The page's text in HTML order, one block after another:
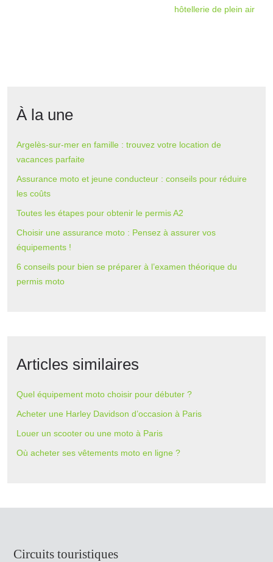
hôtellerie de plein air
À la une
Argelès-sur-mer en famille : trouvez votre location de
vacances parfaite
Assurance moto et jeune conducteur : conseils pour réduire
les coûts
Toutes les étapes pour obtenir le permis A2
Choisir une assurance moto : Pensez à assurer vos
équipements !
6 conseils pour bien se préparer à l’examen théorique du
permis moto
Articles similaires
Quel équipement moto choisir pour débuter ?
Acheter une Harley Davidson d’occasion à Paris
Louer un scooter ou une moto à Paris
Où acheter ses vêtements moto en ligne ?
Circuits touristiques